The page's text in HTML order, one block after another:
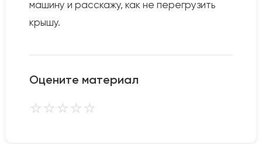
машину и расскажу, как не перегрузить
крышу.
Оцените материал
⭐⭐⭐⭐⭐